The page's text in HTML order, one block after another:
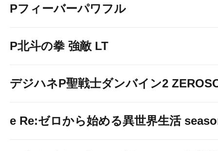
Pフィーバーパワフル
P北斗の拳 強敵 LT
デジハネP聖戦士ダンバイン2
e Re:ゼロから始める異世界生活